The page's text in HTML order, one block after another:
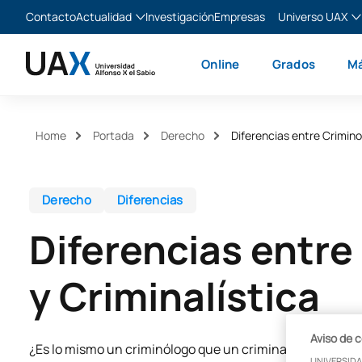
ContactoActualidad
Noticias
InvestigaciónEmpresas
Universo UAX
XTART
Online Grados
Home Portada Derecho Diferencias entre
Derecho Diferencias
Diferencias
y Criminalística
¿Es lo mismo un criminólogo que un criminalista? ¿En
Aviso de